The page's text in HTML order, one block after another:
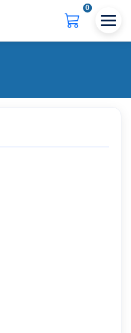
0